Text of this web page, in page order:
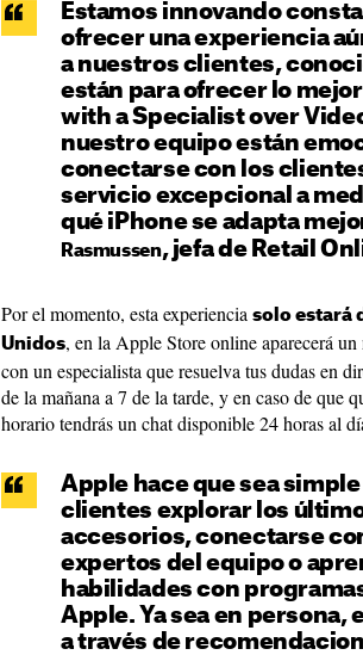
Estamos innovando
ofrecer una experiencia
a nuestros clientes,
están para ofrecer lo
with a Specialist over
nuestro equipo están
conectarse con los
servicio excepcional a
qué iPhone se adapta
Rasmussen, jefa de Retail
Por el momento, esta experiencia solo estará
Unidos, en la Apple Store online aparecerá
con un especialista que resuelva tus dudas en
de la mañana a 7 de la tarde, y en caso de que
horario tendrás un chat disponible 24 horas al
Apple hace que sea
clientes explorar los
accesorios, conectarse
expertos del equipo o
habilidades con
Apple. Ya sea en persona,
a través de